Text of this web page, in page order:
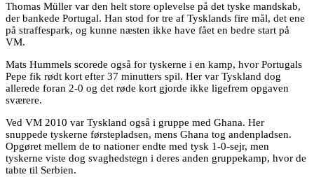
Thomas Müller var den helt store oplevelse på det tyske mandskab,
der bankede Portugal. Han stod for tre af Tysklands fire mål, det ene
på straffespark, og kunne næsten ikke have fået en bedre start på
VM.
Mats Hummels scorede også for tyskerne i en kamp, hvor Portugals
Pepe fik rødt kort efter 37 minutters spil. Her var Tyskland dog
allerede foran 2-0 og det røde kort gjorde ikke ligefrem opgaven
sværere.
Ved VM 2010 var Tyskland også i gruppe med Ghana. Her
snuppede tyskerne førstepladsen, mens Ghana tog andenpladsen.
Opgøret mellem de to nationer endte med tysk 1-0-sejr, men
tyskerne viste dog svaghedstegn i deres anden gruppekamp, hvor de
tabte til Serbien.